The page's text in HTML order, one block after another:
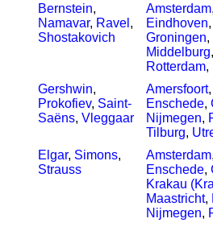
Bernstein,
Namavar, Ravel ,
Shostakovich
Amsterdam
Eindhoven
Groningen,
Middelburg
Rotterdam,
Gershwin,
Prokofiev, Saint-
Saëns, Vleggaar
Amersfoort,
Enschede,
Nijmegen,
Tilburg,
Elgar, Simons,
Strauss
Amsterdam
Enschede,
Krakau
Maastricht,
Nijmegen,